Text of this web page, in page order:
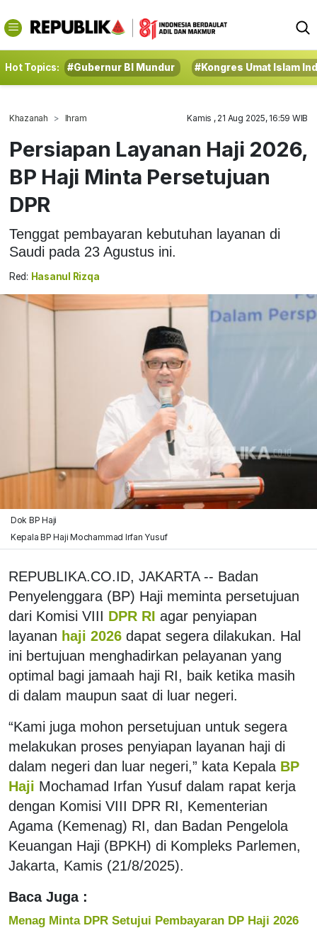
Hot Topics: #Gubernur BI Mundur #Kongres Umat Islam
Khazanah Ihram Kamis , 21 Aug 2025, 16:59 WIB
Persiapan Layanan Haji 2026,
BP Haji Minta Persetujuan
DPR
Tenggat pembayaran kebutuhan layanan di
Saudi pada 23 Agustus ini.
Red: Hasanul Rizqa
Dok BP Haji
Kepala BP Haji Mochammad Irfan Yusuf
REPUBLIKA.CO.ID, JAKARTA -- Badan
Penyelenggara (BP) Haji meminta persetujuan
dari Komisi VIII DPR RI agar penyiapan
layanan haji 2026 dapat segera dilakukan. Hal
ini bertujuan menghadirkan pelayanan yang
optimal bagi jamaah haji RI, baik ketika masih
di dalam maupun saat di luar negeri.
“Kami juga mohon persetujuan untuk segera
melakukan proses penyiapan layanan haji di
dalam negeri dan luar negeri,” kata Kepala BP
Haji Mochamad Irfan Yusuf dalam rapat kerja
dengan Komisi VIII DPR RI, Kementerian
Agama (Kemenag) RI, dan Badan Pengelola
Keuangan Haji (BPKH) di Kompleks Parlemen,
Jakarta, Kamis (21/8/2025).
Baca Juga :
Menag Minta DPR Setujui Pembayaran DP Haji 2026